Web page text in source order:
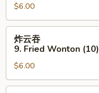
Fantail
Shrimp
(3)
$6.00
Fried
Wonton
炸云吞
9. Fried Wonton (10)
$6.00